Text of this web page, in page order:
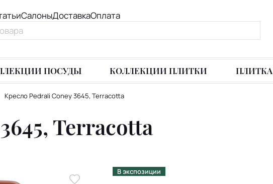
СалоныДоставкаОплата
ПОСУДЫ КОЛЛЕКЦИИ ПЛИТКИ ПЛИТКА
Кресло Pedrali Coney 3645, Terracotta
Terracotta
В экспозиции